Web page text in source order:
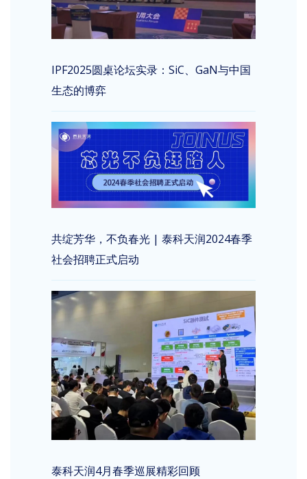
IPF2025圆桌论坛实录：SiC、GaN与中国
生态的博弈
共绽芳华，不负春光 | 泰科天润2024春季
社会招聘正式启动
泰科天润4月春季巡展精彩回顾